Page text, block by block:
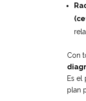
Con
Es el
plan